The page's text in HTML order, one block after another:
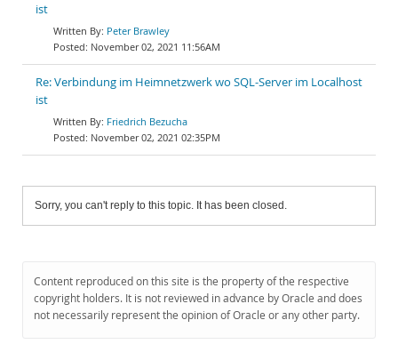
ist
Peter Brawley
November 02, 2021 11:56AM
Re: Verbindung im Heimnetzwerk wo SQL-Server im Localhost
ist
Friedrich Bezucha
November 02, 2021 02:35PM
Sorry, you can't reply to this topic. It has been closed.
Content reproduced on this site is the property of the respective
copyright holders. It is not reviewed in advance by Oracle and does
not necessarily represent the opinion of Oracle or any other party.